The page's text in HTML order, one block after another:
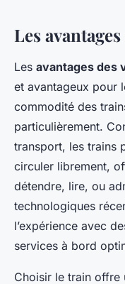
Les
Les avantages des
et avantageux pour
commodité des
particulièrement.
transport, les trains
circuler librement,
détendre, lire, ou
technologiques
l’expérience avec
services à bord
Choisir le train offre